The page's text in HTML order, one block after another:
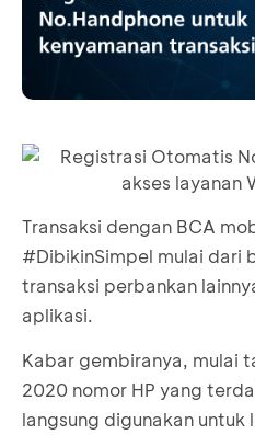
Transaksi dengan BCA
#DibikinSimpel mulai dari
transaksi perbankan
aplikasi.
Kabar gembiranya, mulai
2020 nomor HP yang
langsung digunakan untuk